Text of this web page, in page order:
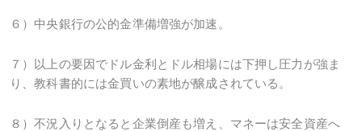
６）中央銀行の公的金準備増強が加速。
７）以上の要因でドル金利とドル相場には下押し圧力が強ま
り、教科書的には金買いの素地が醸成されている。
８）不況入りとなると企業倒産も増え、マネーは安全資産へ